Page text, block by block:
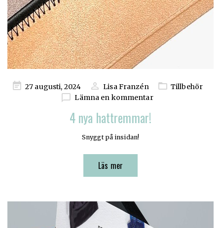
Publicerad
27 augusti, 2024 Lisa Franzén
Tillbehör
Lämna en kommentar
4 nya hattremmar!
Snyggt på insidan!
Läs mer